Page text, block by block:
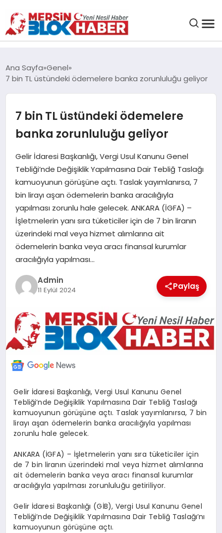
ASAYIŞ
EKONOMI
SANAT
POLITIKA
YAŞAM
SPOR
ILETİŞİM
KÜNYE
Ana Sayfa Genel
7 bin TL üstündeki ödemelere banka zorunluluğu geliyor
7 bin TL üstündeki ödemelere
banka zorunluluğu geliyor
Gelir İdaresi Başkanlığı, Vergi Usul Kanunu Genel
Tebliği’nde Değişiklik Yapılmasına Dair Tebliğ Taslağı
kamuoyunun görüşüne açtı. Taslak yayımlanırsa, 7
bin lirayı aşan ödemelerin banka aracılığıyla
yapılması zorunlu hale gelecek. ANKARA (İGFA) –
İşletmelerin yanı sıra tüketiciler için de 7 bin liranın
üzerindeki mal veya hizmet alımlarına ait
ödemelerin banka veya aracı finansal kurumlar
aracılığıyla yapılması…
Admin
11 Eylül 2024 Paylaş
Gelir İdaresi Başkanlığı, Vergi Usul Kanunu Genel
Tebliği’nde Değişiklik Yapılmasına Dair Tebliğ Taslağı
kamuoyunun görüşüne açtı. Taslak yayımlanırsa, 7 bin
lirayı aşan ödemelerin banka aracılığıyla yapılması
zorunlu hale gelecek.
ANKARA (İGFA) – İşletmelerin yanı sıra tüketiciler için
de 7 bin liranın üzerindeki mal veya hizmet alımlarına
ait ödemelerin banka veya aracı finansal kurumlar
aracılığıyla yapılması zorunluluğu getiriliyor.
Gelir İdaresi Başkanlığı (GİB), Vergi Usul Kanunu Genel
Tebliği’nde Değişiklik Yapılmasına Dair Tebliğ Taslağı’nı
kamuoyunun görüşüne açtı.